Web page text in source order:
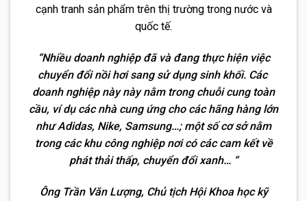
cạnh tranh sản phẩm trên thị trường trong nước và
quốc tế.
“Nhiều doanh nghiệp đã và đang thực hiện việc
chuyển đổi nồi hơi sang sử dụng sinh khối. Các
doanh nghiệp này này nằm trong chuỗi cung toàn
cầu, ví dụ các nhà cung ứng cho các hãng hàng lớn
như Adidas, Nike, Samsung…; một số cơ sở nằm
trong các khu công nghiệp nơi có các cam kết về
phát thải thấp, chuyển đổi xanh… “
Ông Trần Văn Lượng, Chủ tịch Hội Khoa học kỹ